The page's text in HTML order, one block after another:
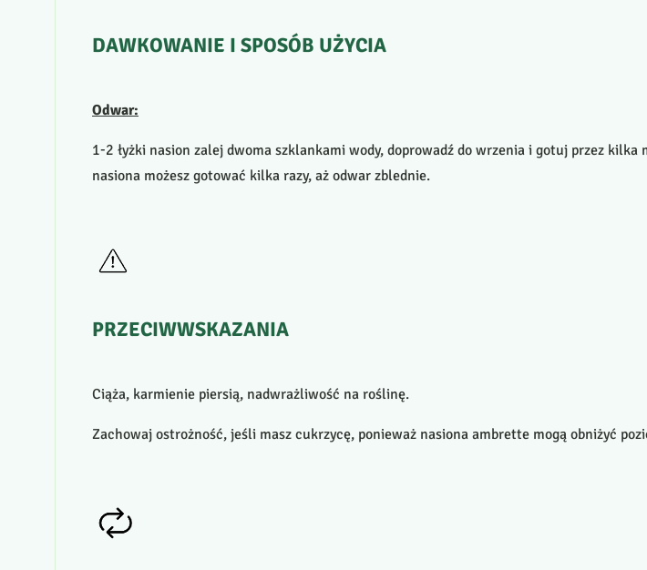
DAWKOWANIE I SPOSÓB UŻYCIA
Odwar:
1-2 łyżki nasion zalej dwoma szklankami wody, doprowadź do wrzenia i gotuj przez
nasiona możesz gotować kilka razy, aż odwar zblednie.
PRZECIWWSKAZANIA
Ciąża, karmienie piersią, nadwrażliwość na roślinę.
Zachowaj ostrożność, jeśli masz cukrzycę, ponieważ nasiona ambrette mogą obniżyć